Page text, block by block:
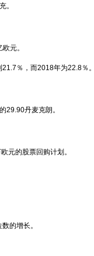
。
元。
％，而2018年为22.8％。
29.90丹麦克朗。
元的股票回购计划。
的增长。